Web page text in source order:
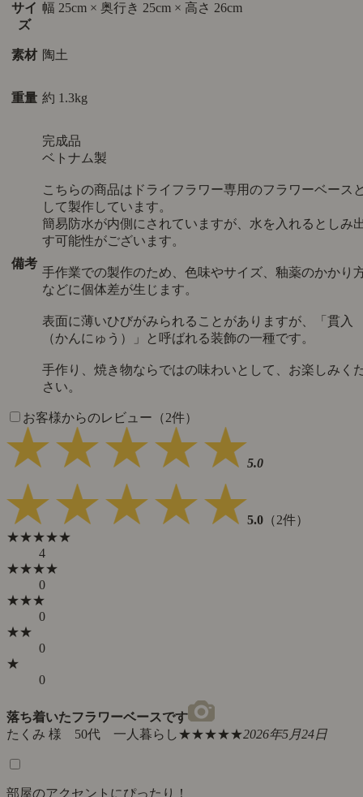
サイ
ズ
幅 25cm × 奥行き 25cm × 高さ 26cm
素材 陶土
重量 約 1.3kg
備考
完成品
ベトナム製
こちらの商品はドライフラワー専用のフラワーベース
して製作しています。
簡易防水が内側にされていますが、水を入れるとしみ
す可能性がございます。
手作業での製作のため、色味やサイズ、釉薬のかかり
などに個体差が生じます。
表面に薄いひびがみられることがありますが、「貫入
（かんにゅう）」と呼ばれる装飾の一種です。
手作り、焼き物ならではの味わいとして、お楽しみく
さい。
お客様からのレビュー（2件）
5.0
5.0 （2件）
★★★★★
4
★★★★
0
★★★
0
★★
0
★
0
落ち着いたフラワーベースです
たくみ 様 50代 一人暮らし★★★★★2026年5月24日
部屋のアクセントにぴったり！